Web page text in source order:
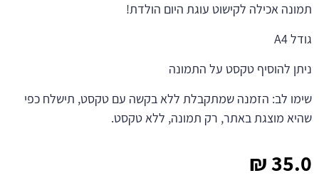
35.0
₪
תמונה אכילה לקישוט עוגת היום הולדת!
גודל A4
ניתן להוסיף טקסט על התמונה
שימו לב: הזמנה שמתקבלת ללא בקשה עם טקסט, תישלח כפי
שהיא מוצגת באתר, רק תמונה, ללא טקסט.